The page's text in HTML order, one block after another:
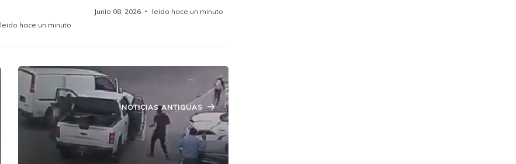
leido hace un minuto
Junio 08, 2026 leido hace un minuto
NOTICIAS ANTIGUAS
Secuestran a hombre y roban su
camioneta en carretera federal a
Tehuacán.